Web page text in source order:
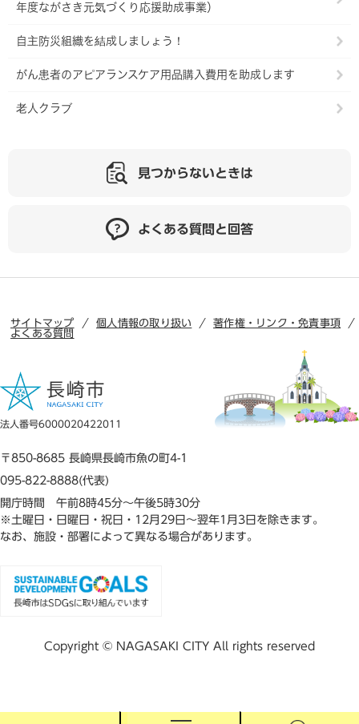
年度ながさき元気づくり応援助成事業）
自主防災組織を結成しましょう！
がん患者のアピアランスケア用品購入費用を助成します
老人クラブ
見つからないときは
よくある質問と回答
サイトマップ 個人情報の取り扱い
著作権・リンク・免責事項
よくある質問
法人番号6000020422011
〒850-8685 長崎県長崎市魚の町4-1
095-822-8888(代表)
開庁時間 午前8時45分～午後5時30分
※土曜日・日曜日・祝日・12月29日～翌年1月3日を除きます。
なお、施設・部署によって異なる場合があります。
Copyright © NAGASAKI CITY All rights reserved